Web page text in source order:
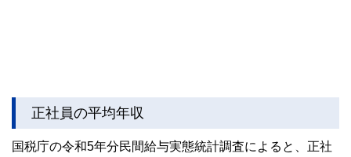
正社員の平均年収
国税庁の令和5年分民間給与実態統計調査によると、正社